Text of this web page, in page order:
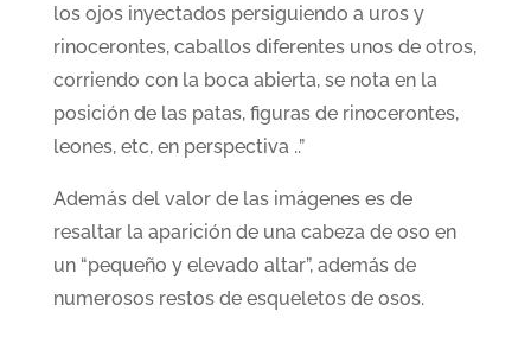
los ojos inyectados persiguiendo a uros y
rinocerontes, caballos diferentes unos de otros,
corriendo con la boca abierta, se nota en la
posición de las patas, figuras de rinocerontes,
leones, etc, en perspectiva ..”
Además del valor de las imágenes es de
resaltar la aparición de una cabeza de oso en
un “pequeño y elevado altar”, además de
numerosos restos de esqueletos de osos.